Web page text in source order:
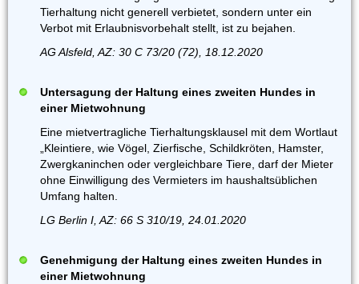
Tierhaltung nicht generell verbietet, sondern unter ein
Verbot mit Erlaubnisvorbehalt stellt, ist zu bejahen.
AG Alsfeld, AZ: 30 C 73/20 (72), 18.12.2020
Untersagung der Haltung eines zweiten Hundes in
einer Mietwohnung
Eine mietvertragliche Tierhaltungsklausel mit dem Wortlaut
„Kleintiere, wie Vögel, Zierfische, Schildkröten, Hamster,
Zwergkaninchen oder vergleichbare Tiere, darf der Mieter
ohne Einwilligung des Vermieters im haushaltsüblichen
Umfang halten.
LG Berlin I, AZ: 66 S 310/19, 24.01.2020
Genehmigung der Haltung eines zweiten Hundes in
einer Mietwohnung